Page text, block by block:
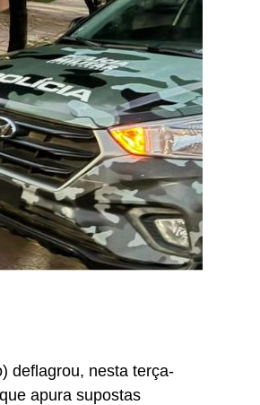
deflagrou, nesta terça-
apura supostas